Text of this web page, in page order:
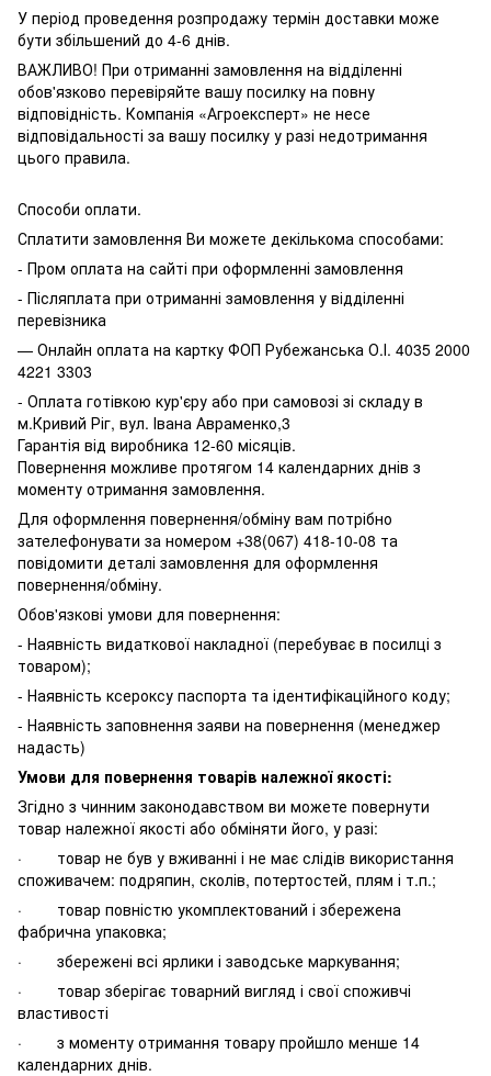
У період проведення розпродажу термін доставки може
бути збільшений до 4-6 днів.
ВАЖЛИВО! При отриманні замовлення на відділенні
обов'язково перевіряйте вашу посилку на повну
відповідність. Компанія «Агроексперт» не несе
відповідальності за вашу посилку у разі недотримання
цього правила.
Способи оплати.
Сплатити замовлення Ви можете декількома способами:
- Пром оплата на сайті при оформленні замовлення
- Післяплата при отриманні замовлення у відділенні
перевізника
— Онлайн оплата на картку ФОП Рубежанська О.І. 4035 2000
4221 3303
- Оплата готівкою кур'єру або при самовозі зі складу в
м.Кривий Ріг, вул. Івана Авраменко,3
Гарантія від виробника 12-60 місяців.
Повернення можливе протягом 14 календарних днів з
моменту отримання замовлення.
Для оформлення повернення/обміну вам потрібно
зателефонувати за номером +38(067) 418-10-08 та
повідомити деталі замовлення для оформлення
повернення/обміну.
Обов'язкові умови для повернення:
- Наявність видаткової накладної (перебуває в посилці з
товаром);
- Наявність ксероксу паспорта та ідентифікаційного коду;
- Наявність заповнення заяви на повернення (менеджер
надасть)
Умови для повернення товарів належної якості:
Згідно з чинним законодавством ви можете повернути
товар належної якості або обміняти його, у разі:
· товар не був у вживанні і не має слідів використання
споживачем: подряпин, сколів, потертостей, плям і т.п.;
· товар повністю укомплектований і збережена
фабрична упаковка;
· збережені всі ярлики і заводське маркування;
· товар зберігає товарний вигляд і свої споживчі
властивості
· з моменту отримання товару пройшло менше 14
календарних днів.